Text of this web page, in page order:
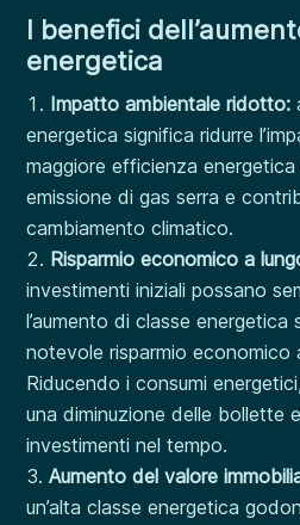
I benefici
energetica
Impatto ambientale ridotto:
energetica significa ridurre
maggiore efficienza
emissione di gas serra e
cambiamento climatico.
Risparmio economico a
investimenti iniziali possano
l’aumento di classe energetica
notevole risparmio economico
Riducendo i consumi
una diminuzione delle bollette
investimenti nel tempo.
Aumento del valore
un’alta classe energetica